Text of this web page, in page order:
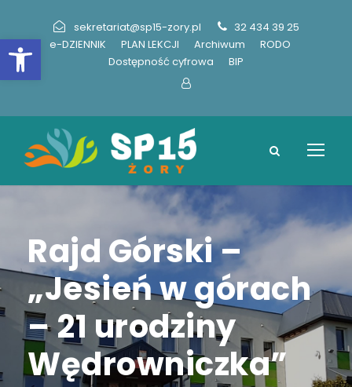
Otwórz pasek narzędzi
sekretariat@sp15-zory.pl
32 434 39 25
e-DZIENNIK
PLAN LEKCJI Archiwum
RODO
Dostępność cyfrowa
BIP
Rajd Górski –
„Jesień w górach
– 21 urodziny
Wędrowniczka”